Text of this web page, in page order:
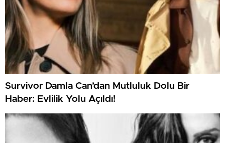
Survivor Damla Can’dan Mutluluk Dolu Bir
Haber: Evlilik Yolu Açıldı!